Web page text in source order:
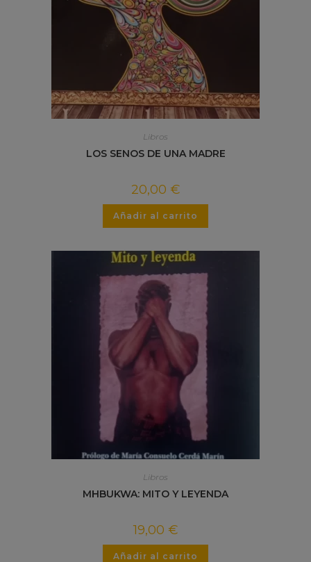
Libros
LOS SENOS DE UNA MADRE
20,00 €
Añadir al carrito
Libros
MHBUKWA: MITO Y LEYENDA
19,00 €
Añadir al carrito